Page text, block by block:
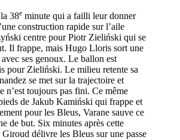
38e minute qui a failli leur donner
construction rapide sur l’aile
centre pour Piotr Zieliński qui se
Il frappe, mais Hugo Lloris sort une
ses genoux. Le ballon est
pour Zieliński. Le milieu retente sa
se met sur la trajectoire et
n’est toujours pas fini. Ce même
de Jakub Kamiński qui frappe et
pour les Bleus, Varane sauve ce
de but. Six minutes après cette
délivre les Bleus sur une passe